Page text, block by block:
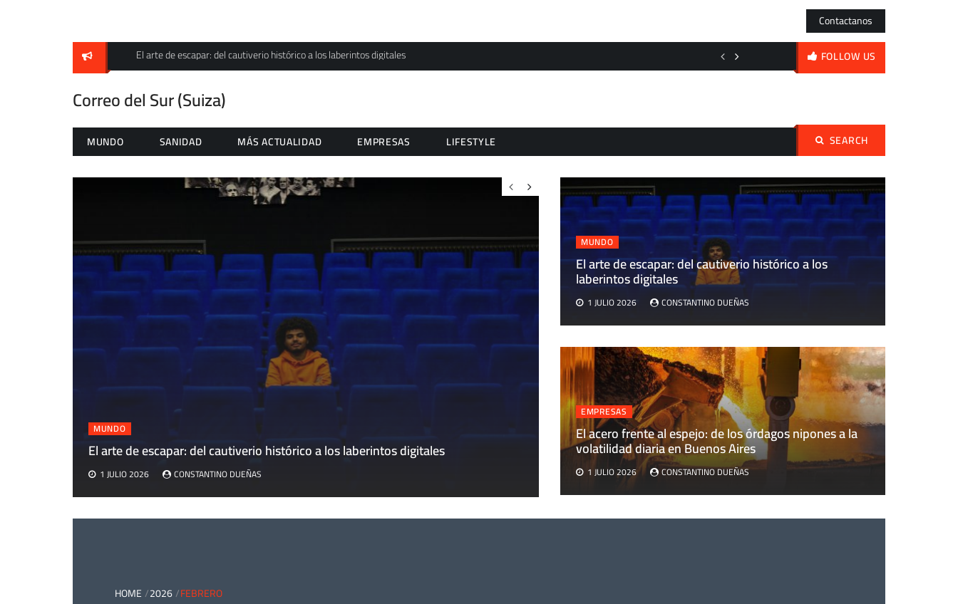
Contactanos
El arte de escapar: del cautiverio histórico a los laberintos digitales
El acero frente al espejo: de los órdagos nipones a la volatilidad diaria
FOLLOW US
Correo del Sur (Suiza)
MUNDO SANIDAD MÁS ACTUALIDAD EMPRESAS LIFESTYLE SEARCH
Buscar:
MUNDO
El arte de escapar: del cautiverio histórico a los
laberintos digitales
1 JULIO 2026 CONSTANTINO DUEÑAS
EMPRESAS
El acero frente al espejo: de los órdagos nipones a la
volatilidad diaria en Buenos Aires
1 JULIO 2026 CONSTANTINO DUEÑAS
MUNDO
El arte de escapar: del cautiverio histórico a los laberintos digitales
1 JULIO 2026 CONSTANTINO DUEÑAS
EMPRESAS
El acero frente al espejo: de los órdagos nipones a la volatilidad diaria en
Aires
1 JULIO 2026 CONSTANTINO DUEÑAS
HOME 2026 FEBRERO